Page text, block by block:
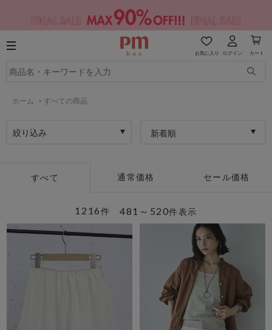
お気に入り ログイン カート
ホーム > すべての商品
絞り込み 新着順
すべて 通常価格 セール価格
481～520件表示
1216件